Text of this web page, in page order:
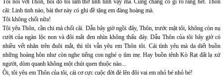
Tôi nói với Thôn, hồi đó tôi làm thơ linh tinh vậy mà. Cũng chẳng có gì rõ ràng hết. Thôn
cãi: Linh tinh nào, bài thơ này có ghi đề tặng em đàng hoàng mà.
Tôi không chối nữa!
Tôi yêu Thôn, cần chi mà chối cãi. Dẫu bây giờ ngồi đây, Thôn, trước mặt tôi, không còn nụ
cười của ngàn lộc non và đôi mắt đen nhìn không thấu đáy. Dẫu Thôn của tôi bây giờ có
nhiều vết nhăn trên đuôi mắt, thì tôi vẫn yêu em Thôn tôi. Cái tình yêu mà da diết buồn
những hoàng hôn như còn nghe tiếng con nghé ọ tìm mẹ. Hay buồn tênh Kò Rạt đất lạ xứ
người, dòm quanh không một chút quen thuộc nào...
Ôi, tôi yêu em Thôn của tôi, cái cơ cực cuộc đời đè lên đôi vai em nhỏ bé nhỏ bé!